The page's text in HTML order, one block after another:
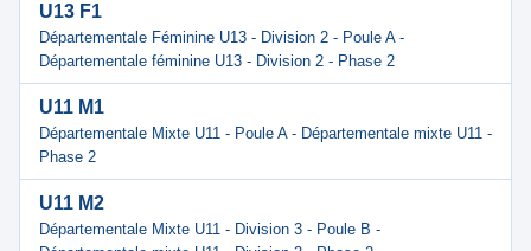
U13 F1
Départementale Féminine U13 - Division 2 - Poule A -
Départementale féminine U13 - Division 2 - Phase 2
U11 M1
Départementale Mixte U11 - Poule A - Départementale mixte U11 -
Phase 2
U11 M2
Départementale Mixte U11 - Division 3 - Poule B -